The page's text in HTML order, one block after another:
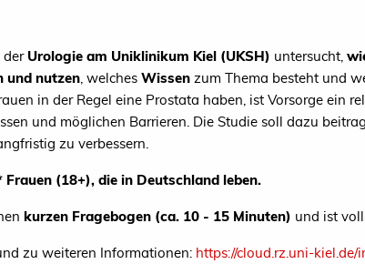
der Urologie am Uniklinikum Kiel (UKSH) untersucht,
und nutzen, welches Wissen zum Thema besteht und
in der Regel eine Prostata haben, ist Vorsorge ein
und möglichen Barrieren. Die Studie soll dazu
zu verbessern.
Frauen (18+), die in Deutschland leben.
kurzen Fragebogen (ca. 10 - 15 Minuten) und ist
zu weiteren Informationen: https://cloud.rz.uni-